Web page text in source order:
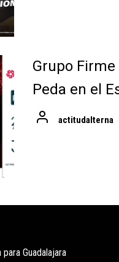
Grupo
Peda en el
actitudalterna
Guadalajara